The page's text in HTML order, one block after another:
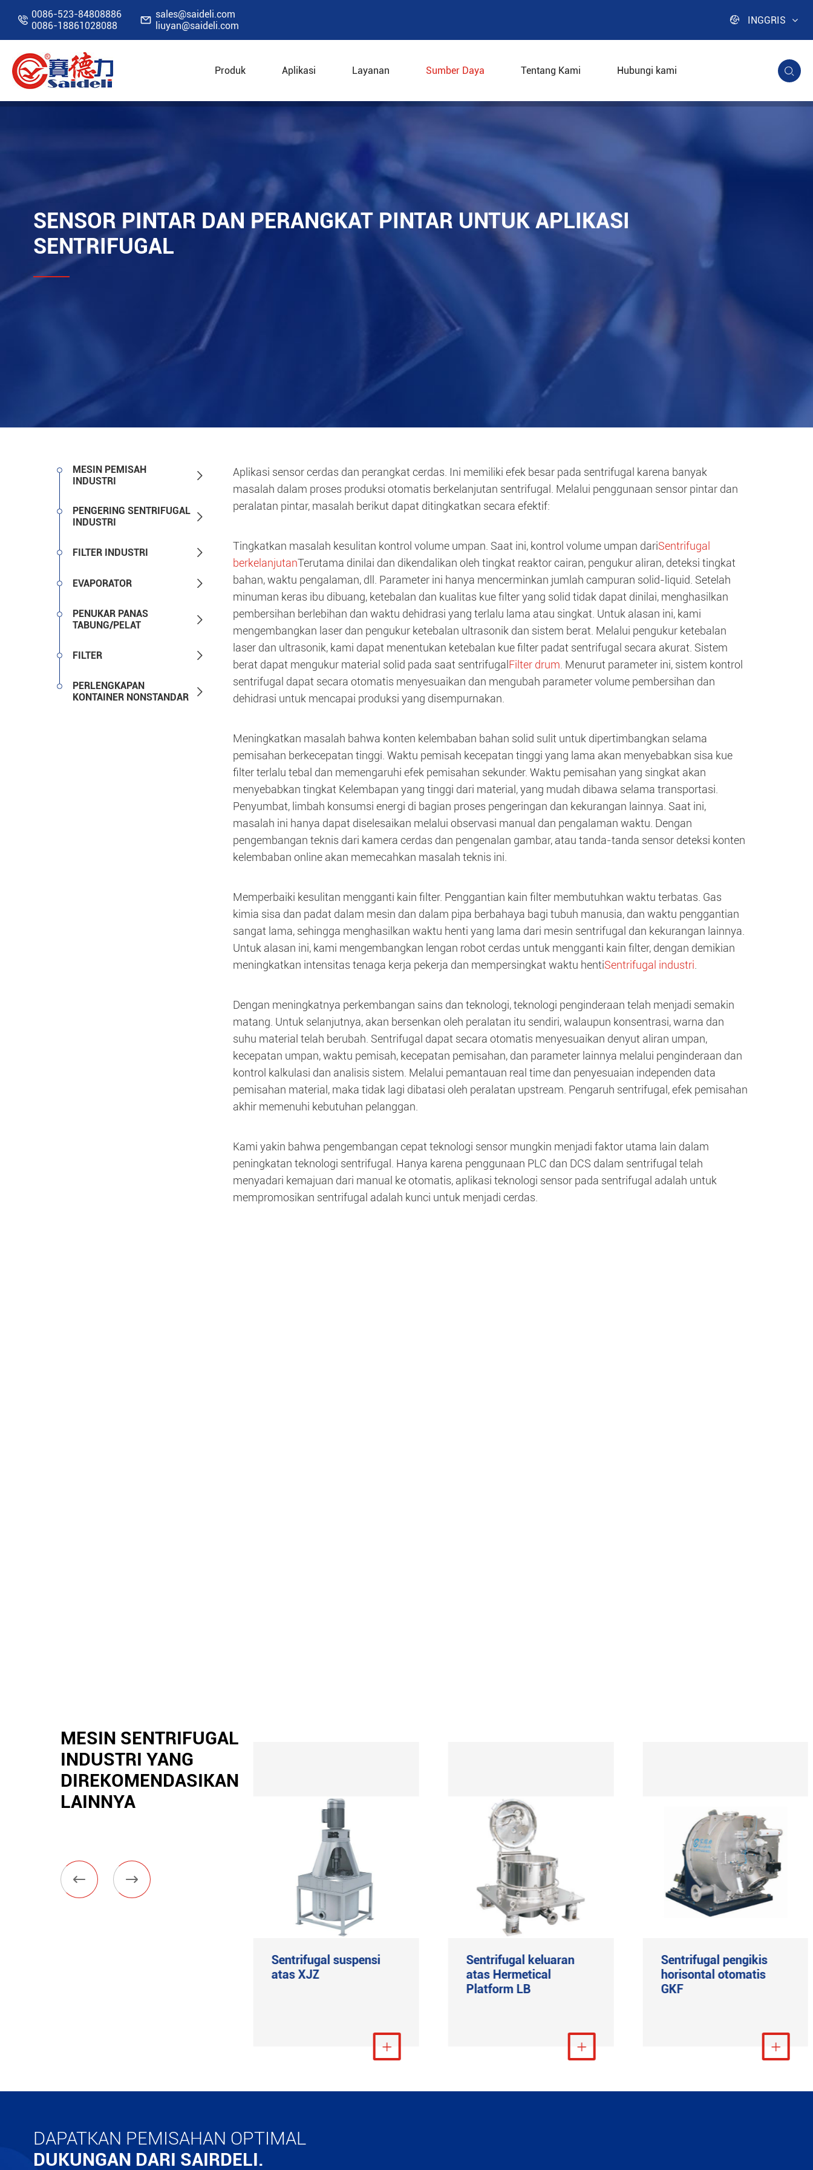
 0086-523-84808886
0086-18861028088
 sales@saideli.com
liuyan@saideli.com
 INGGRIS
Produk Aplikasi Layanan Sumber Daya Tentang Kami Hubungi kami 
Rumah Sumber Daya
SENSOR PINTAR DAN PERANGKAT PINTAR UNTUK APLIKASI
SENTRIFUGAL
MESIN PEMISAH
INDUSTRI

PENGERING SENTRIFUGAL
INDUSTRI

FILTER INDUSTRI 
EVAPORATOR 
PENUKAR PANAS
TABUNG/PELAT

FILTER 
PERLENGKAPAN
KONTAINER NONSTANDAR

Aplikasi sensor cerdas dan perangkat cerdas. Ini memiliki efek besar pada sentrifugal karena banyak
masalah dalam proses produksi otomatis berkelanjutan sentrifugal. Melalui penggunaan sensor pintar dan
peralatan pintar, masalah berikut dapat ditingkatkan secara efektif:
Tingkatkan masalah kesulitan kontrol volume umpan. Saat ini, kontrol volume umpan dariSentrifugal
berkelanjutanTerutama dinilai dan dikendalikan oleh tingkat reaktor cairan, pengukur aliran, deteksi tingkat
bahan, waktu pengalaman, dll. Parameter ini hanya mencerminkan jumlah campuran solid-liquid. Setelah
minuman keras ibu dibuang, ketebalan dan kualitas kue filter yang solid tidak dapat dinilai, menghasilkan
pembersihan berlebihan dan waktu dehidrasi yang terlalu lama atau singkat. Untuk alasan ini, kami
mengembangkan laser dan pengukur ketebalan ultrasonik dan sistem berat. Melalui pengukur ketebalan
laser dan ultrasonik, kami dapat menentukan ketebalan kue filter padat sentrifugal secara akurat. Sistem
berat dapat mengukur material solid pada saat sentrifugal Filter drum . Menurut parameter ini, sistem kontrol
sentrifugal dapat secara otomatis menyesuaikan dan mengubah parameter volume pembersihan dan
dehidrasi untuk mencapai produksi yang disempurnakan.
Meningkatkan masalah bahwa konten kelembaban bahan solid sulit untuk dipertimbangkan selama
pemisahan berkecepatan tinggi. Waktu pemisah kecepatan tinggi yang lama akan menyebabkan sisa kue
filter terlalu tebal dan memengaruhi efek pemisahan sekunder. Waktu pemisahan yang singkat akan
menyebabkan tingkat Kelembapan yang tinggi dari material, yang mudah dibawa selama transportasi.
Penyumbat, limbah konsumsi energi di bagian proses pengeringan dan kekurangan lainnya. Saat ini,
masalah ini hanya dapat diselesaikan melalui observasi manual dan pengalaman waktu. Dengan
pengembangan teknis dari kamera cerdas dan pengenalan gambar, atau tanda-tanda sensor deteksi konten
kelembaban online akan memecahkan masalah teknis ini.
Memperbaiki kesulitan mengganti kain filter. Penggantian kain filter membutuhkan waktu terbatas. Gas
kimia sisa dan padat dalam mesin dan dalam pipa berbahaya bagi tubuh manusia, dan waktu penggantian
sangat lama, sehingga menghasilkan waktu henti yang lama dari mesin sentrifugal dan kekurangan lainnya.
Untuk alasan ini, kami mengembangkan lengan robot cerdas untuk mengganti kain filter, dengan demikian
meningkatkan intensitas tenaga kerja pekerja dan mempersingkat waktu hentiSentrifugal industri
Dengan meningkatnya perkembangan sains dan teknologi, teknologi penginderaan telah menjadi semakin
matang. Untuk selanjutnya, akan bersenkan oleh peralatan itu sendiri, walaupun konsentrasi, warna dan
suhu material telah berubah. Sentrifugal dapat secara otomatis menyesuaikan denyut aliran umpan,
kecepatan umpan, waktu pemisah, kecepatan pemisahan, dan parameter lainnya melalui penginderaan dan
kontrol kalkulasi dan analisis sistem. Melalui pemantauan real time dan penyesuaian independen data
pemisahan material, maka tidak lagi dibatasi oleh peralatan upstream. Pengaruh sentrifugal, efek pemisahan
akhir memenuhi kebutuhan pelanggan.
Kami yakin bahwa pengembangan cepat teknologi sensor mungkin menjadi faktor utama lain dalam
peningkatan teknologi sentrifugal. Hanya karena penggunaan PLC dan DCS dalam sentrifugal telah
menyadari kemajuan dari manual ke otomatis, aplikasi teknologi sensor pada sentrifugal adalah untuk
mempromosikan sentrifugal adalah kunci untuk menjadi cerdas.
MESIN SENTRIFUGAL
INDUSTRI YANG
DIREKOMENDASIKAN
LAINNYA
 
Sentrifugal suspensi
atas XJZ
Lihat Lebih Banyak

Sentrifugal keluaran
atas Hermetical
Platform LB
Lihat Lebih Banyak

Sentrifugal pengikis
horisontal otomatis
GKF
Lihat Lebih Banyak

DAPATKAN PEMISAHAN OPTIMAL
DUKUNGAN DARI SAIRDELI.